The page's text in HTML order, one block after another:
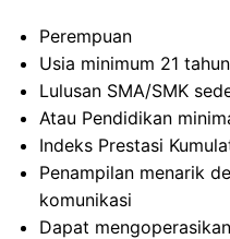
Perempuan
Usia minimum 21 tahun
Lulusan SMA/SMK
Atau Pendidikan
Indeks Prestasi
Penampilan menarik
komunikasi
Dapat